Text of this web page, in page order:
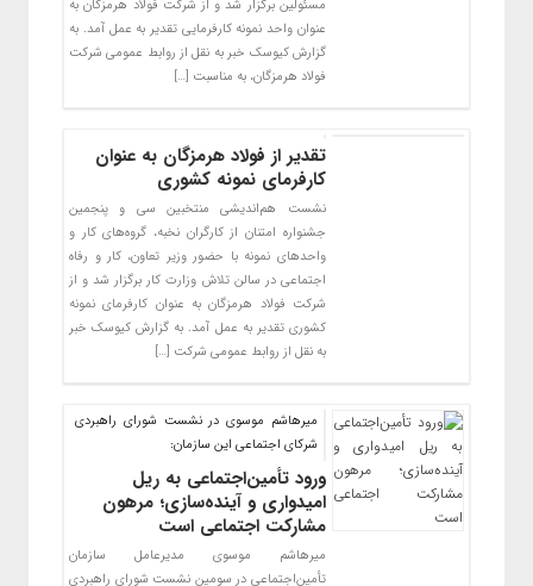
مسئولین برگزار شد و از شرکت فولاد هرمزگان به
عنوان واحد نمونه کارفرمایی تقدیر به عمل آمد. به
گزارش کیوسک خبر به نقل از روابط عمومی شرکت
فولاد هرمزگان، به مناسبت […]
تقدیر از فولاد هرمزگان به عنوان
کارفرمای نمونه کشوری
نشست هم‌اندیشی منتخبین سی و پنجمین
جشنواره امتنان از کارگران نخبه، گروه‌های کار و
واحدهای نمونه با حضور وزیر تعاون، کار و رفاه
اجتماعی در سالن تلاش وزارت کار برگزار شد و از
شرکت فولاد هرمزگان به عنوان کارفرمای نمونه
کشوری تقدیر به عمل آمد. به گزارش کیوسک خبر
به نقل از روابط عمومی شرکت […]
میرهاشم موسوی در نشست شورای راهبردی
شرکای اجتماعی این سازمان:
ورود تأمین‌اجتماعی به ریل
امیدواری و آینده‌سازی؛ مرهون
مشارکت اجتماعی است
میرهاشم موسوی مدیرعامل سازمان
تأمین‌اجتماعی در سومین نشست شورای راهبردی